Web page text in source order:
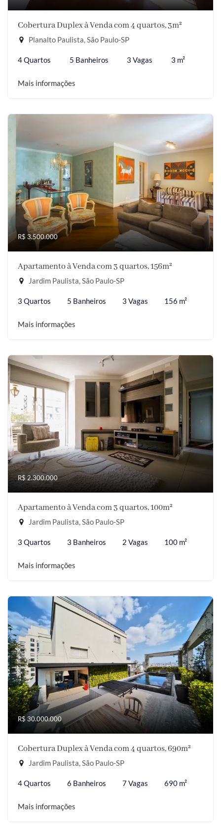
Cobertura Duplex à Venda com 4 quartos, 3m²
Planalto Paulista, São Paulo-SP
4 Quartos 5 Banheiros 3 Vagas 3 m²
Mais informações
R$ 3.500.000
Apartamento à Venda com 3 quartos, 156m²
Jardim Paulista, São Paulo-SP
3 Quartos 5 Banheiros 3 Vagas 156 m²
Mais informações
R$ 2.300.000
Apartamento à Venda com 3 quartos, 100m²
Jardim Paulista, São Paulo-SP
3 Quartos 3 Banheiros 2 Vagas 100 m²
Mais informações
R$ 30.000.000
Cobertura Duplex à Venda com 4 quartos, 690m²
Jardim Paulista, São Paulo-SP
4 Quartos 6 Banheiros 7 Vagas 690 m²
Mais informações